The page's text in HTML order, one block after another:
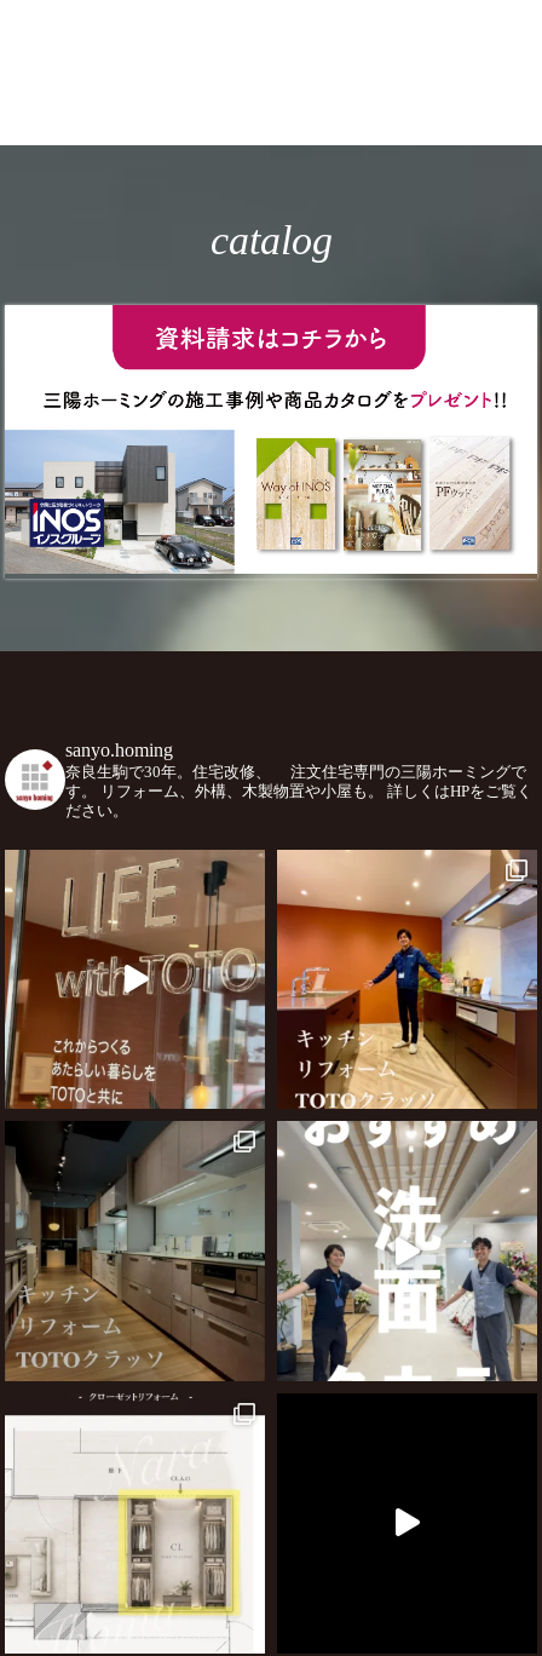
catalog
sanyo.homing
奈良生駒で30年。住宅改修、
注文住宅専門の三陽ホーミングで
す。
リフォーム、外構、木製物置や小屋も。
詳しくはHPをご覧く
ださい。